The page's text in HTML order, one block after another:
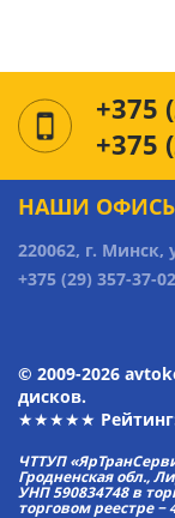
+375
+375
НАШИ
220062, г. Минск,
+375 (29) 357-37-
© 2009-2026
дисков.
★★★★★
ЧТТУП
Гродненская обл.,
УНП 590834748 в
торговом реестре −